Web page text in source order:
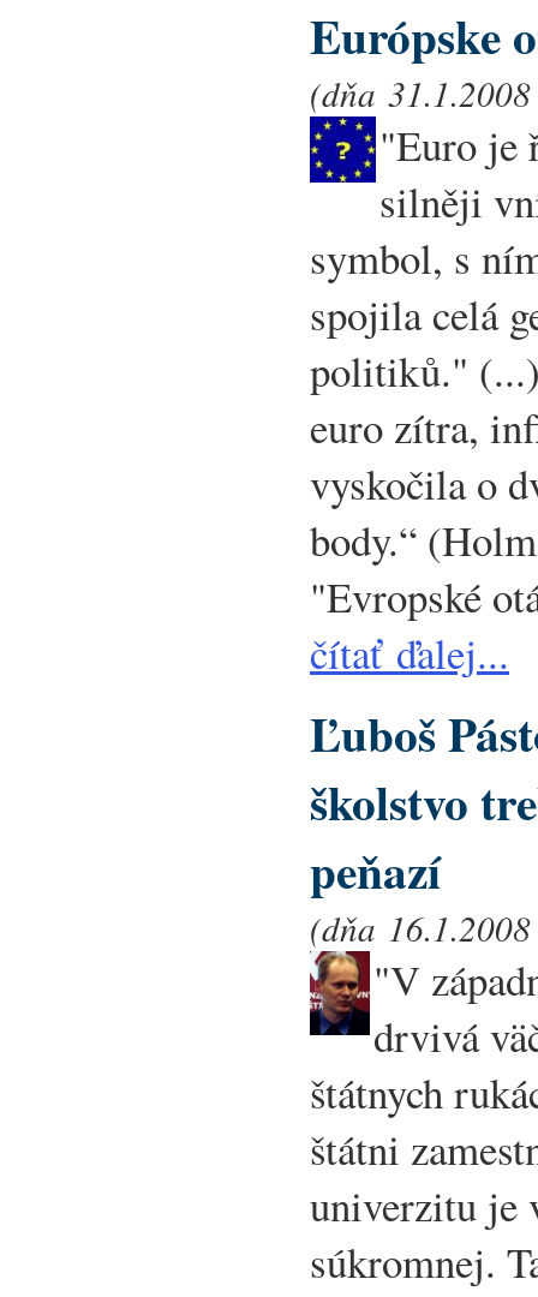
Európske
(dňa
"Euro je
silněji
symbol, s
spojila celá
politiků."
euro zítra,
vyskočila o
body.“
"Evropské
čítať ďalej...
Ľuboš
školstvo
peňazí
(dňa
"V
drvivá
štátnych
štátni
univerzitu je
súkromnej.